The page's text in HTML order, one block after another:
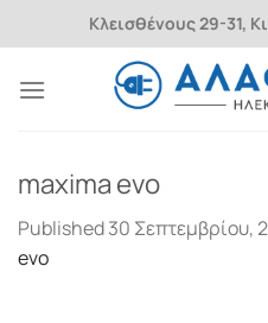
to
Κλεισθένους 29-31,
maxima evo
Published30 Σεπτεμβρίου,
evo